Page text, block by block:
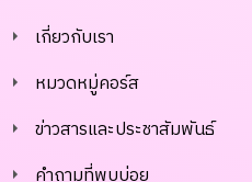
เกี่ยวกับเรา
หมวดหมู่คอร์ส
ข่าวสารและประชาสัมพันธ์
คำถามที่พบบ่อย